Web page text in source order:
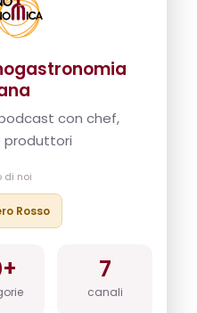
con chef,
produttori
di noi
Rosso
7
canali